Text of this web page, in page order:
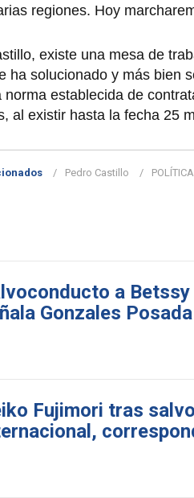
regiones. Hoy
existe una mesa de
ha solucionado y más bien
norma establecida de
al existir hasta la fecha 25
Pedro Castillo POLÍTICA
a
Gonzales Posada
Fujimori tras